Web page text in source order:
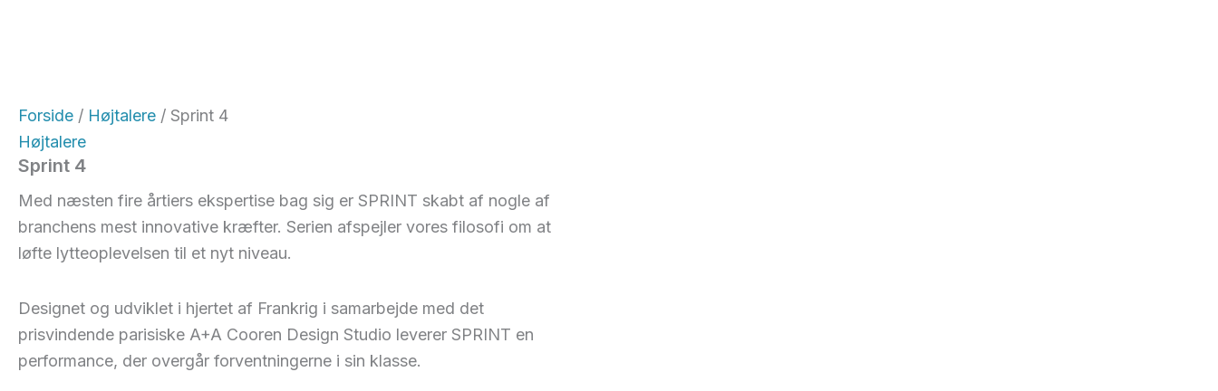
Forside / Højtalere / Sprint 4
Højtalere
Sprint 4
Med næsten fire årtiers ekspertise bag sig er SPRINT skabt af nogle af
branchens mest innovative kræfter. Serien afspejler vores filosofi om at
løfte lytteoplevelsen til et nyt niveau.
Designet og udviklet i hjertet af Frankrig i samarbejde med det
prisvindende parisiske A+A Cooren Design Studio leverer SPRINT en
performance, der overgår forventningerne i sin klasse.